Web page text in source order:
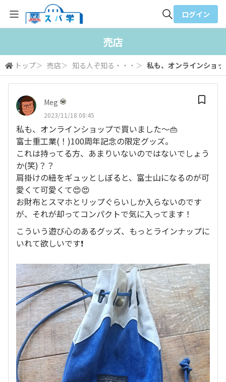
検索
ログイン
売店
トップ＞ 売店＞ 知る人ぞ知る・・・ ＞ 私も、オンラインショ
Meg
2023/11/18 08:45
私も、オンラインショップで買いました～👜
富士重工業(！)100周年記念の限定グッズ。
これは持ってる方、あまりいないのではないでしょう
か(笑)？？
肩掛けの紐をギュッとしぼると、富士山になるのが可
愛くて可愛くて😍😍
お財布とスマホとリップぐらいしか入らないのです
が、それが却ってコンパクトで気に入ってます！
こういう遊び心のあるグッズ、もっとラインナップに
いれて欲しいです❗